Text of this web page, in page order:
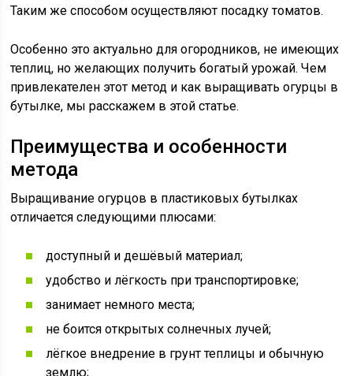
Таким же способом осуществляют посадку томатов.
Особенно это актуально для огородников, не имеющих
теплиц, но желающих получить богатый урожай. Чем
привлекателен этот метод и как выращивать огурцы в
бутылке, мы расскажем в этой статье.
Преимущества и особенности
метода
Выращивание огурцов в пластиковых бутылках
отличается следующими плюсами:
доступный и дешёвый материал;
удобство и лёгкость при транспортировке;
занимает немного места;
не боится открытых солнечных лучей;
лёгкое внедрение в грунт теплицы и обычную
землю;